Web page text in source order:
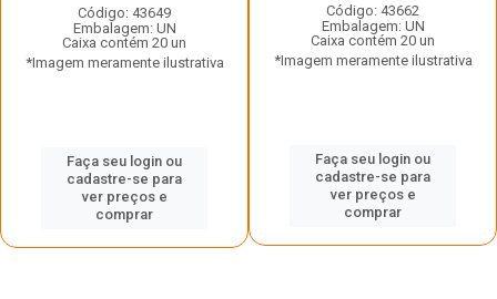
Código: 43649
Embalagem: UN
Caixa contém 20 un
*Imagem meramente ilustrativa
Faça seu login ou
cadastre-se para
ver preços e
comprar
Código: 43662
Embalagem: UN
Caixa contém 20 un
*Imagem meramente ilustrativa
Faça seu login ou
cadastre-se para
ver preços e
comprar